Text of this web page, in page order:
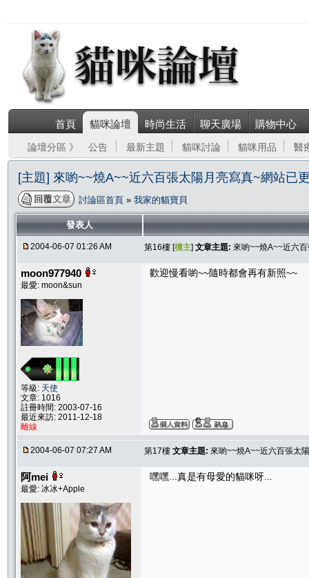
首頁 貓咪論壇 時尚生活 聊天廣場 購物中心
論壇分區 》 公告 最新主題 貓咪討論 貓咪用品 醫
[主題] 來喲~~燒A~~近六百張太陽月亮寫真~網站已
討論區首頁 » 我家的貓寶貝
發表人
2004-06-07 01:26 AM 第16樓 [樓主] 文章主題: 來喲~~燒A~~近六
moon977940
最愛: moon&sun
等級: 天使
文章: 1016
註冊時間: 2003-07-16
最近來訪: 2011-12-18
離線
歡迎慢看喲~~隨時都會再有新照~~
2004-06-07 07:27 AM 第17樓 文章主題: 來喲~~燒A~~近六百張太
阿mei
最愛: 冰冰+Apple
嘿嘿...真是有母愛的貓咪呀...